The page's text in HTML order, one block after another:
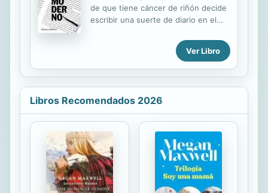
de que tiene cáncer de riñón decide
escribir una suerte de diario en el
personales analiza lo que él define
como hipermodernidad. Para ello
elige la forma epistolar y en una
quincena de emotivas cartas a sus
trabajo reflexiona sobre los rasgos
más distintivos de la sociedad
contemporánea: la búsqueda de
autonomía de los individuos y su
socialización en redes complejas, la
reflexividad que se apoya en la
ciencia y se aparta de las tradiciones,
la mercantilización que impregna
Ver Libro
Libros Recomendados 2026